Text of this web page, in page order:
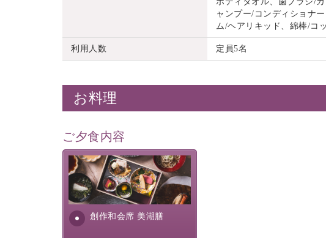
ャンプー/コンディショナ
ム/ヘアリキッド、綿棒/コ
利用人数 定員5名
お料理
ご夕食内容
創作和会席 美湖膳
美湖膳とは諏訪の地で特別を
提供する為に料理長・神原 裕
明が考え出した創作和会席で
す。美しい諏訪湖の幸...